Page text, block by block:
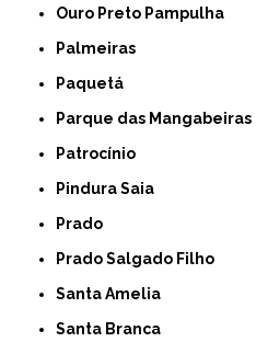
Ouro Preto Pampulha
Palmeiras
Paquetá
Parque das Mangabeiras
Patrocínio
Pindura Saia
Prado
Prado Salgado Filho
Santa Amelia
Santa Branca